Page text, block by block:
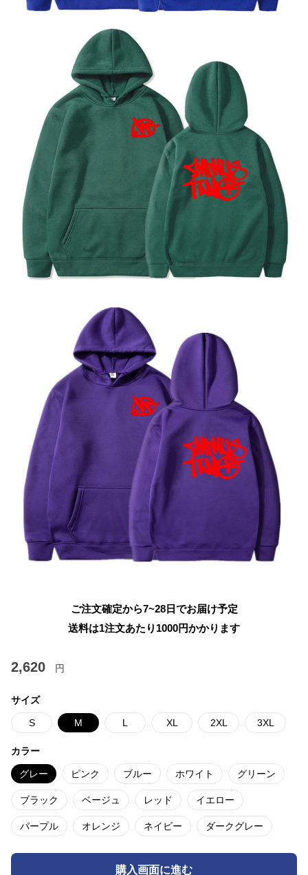
ご注文確定から7~28日でお届け予定
送料は1注文あたり 1000円かかります
2,620 円
サイズ
S M L XL 2XL 3XL
カラー
グレー ピンク ブルー ホワイト グリーン
ブラック ベージュ レッド イエロー
パープル オレンジ ネイビー ダークグレー
購入画面に進む